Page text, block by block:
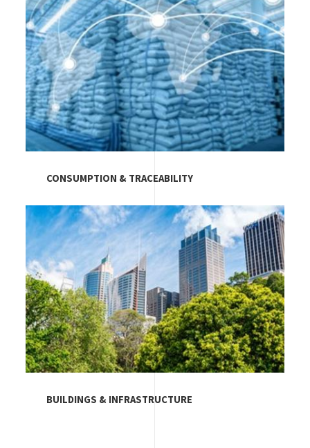
CONSUMPTION & TRACEABILITY
Image
BUILDINGS & INFRASTRUCTURE